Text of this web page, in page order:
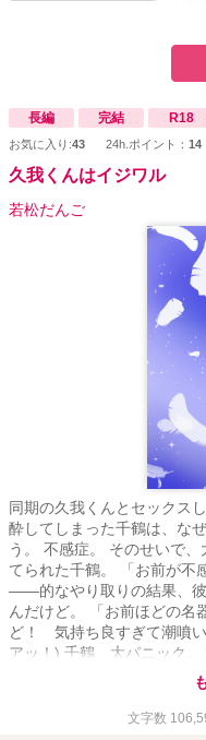
長編 完結 R18
お気に入り:43 24h.ポイント： 14
久我くんはイジワル
若松だんご
同期の久我くんとセックス
酔してしまった千鶴は、な
う。 不感症。 そのせいで
てられた千鶴。 「お前が不
――的なやり取りの結果、
んだけど。 「お前ほどの名
ど！ 気持ち良すぎて潮噴
アッ！) 千鶴、大パニック
った千鶴に、久我くんは「
その提案に乗った千鶴だけ
で？ 泥酔してたわたしを
文字数